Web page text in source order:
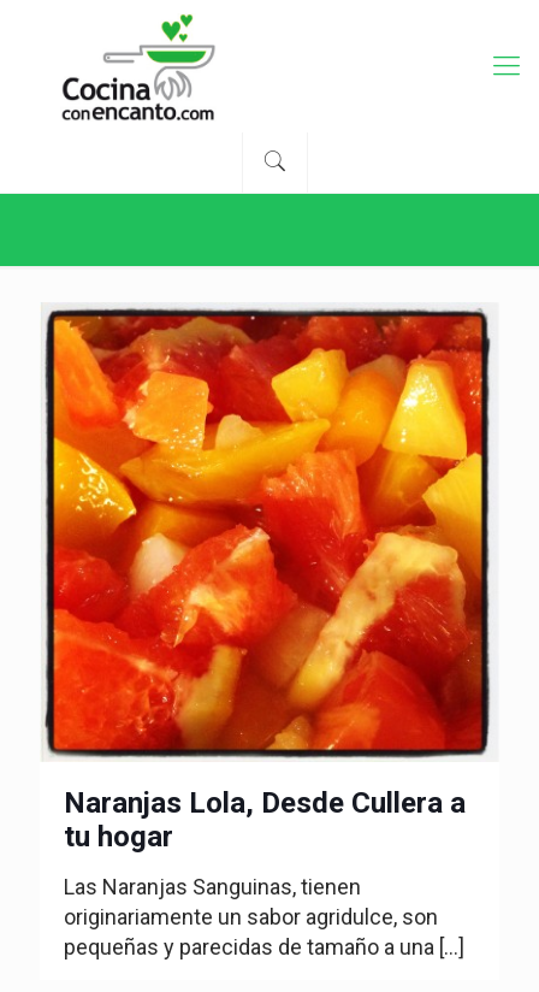
Naranjas Lola, Desde Cullera a
tu hogar
Las Naranjas Sanguinas, tienen
originariamente un sabor agridulce, son
pequeñas y parecidas de tamaño a una […]